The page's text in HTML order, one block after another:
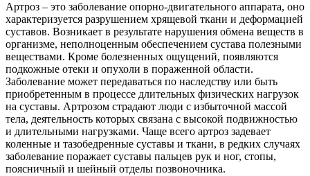
Артроз – это заболевание опорно-двигательного аппарата, оно
характеризуется разрушением хрящевой ткани и деформацией
суставов. Возникает в результате нарушения обмена веществ в
организме, неполноценным обеспечением сустава полезными
веществами. Кроме болезненных ощущений, появляются
подкожные отеки и опухоли в пораженной области.
Заболевание может передаваться по наследству или быть
приобретенным в процессе длительных физических нагрузок
на суставы. Артрозом страдают люди с избыточной массой
тела, деятельность которых связана с высокой подвижностью
и длительными нагрузками. Чаще всего артроз задевает
коленные и тазобедренные суставы и ткани, в редких случаях
заболевание поражает суставы пальцев рук и ног, стопы,
поясничный и шейный отделы позвоночника.